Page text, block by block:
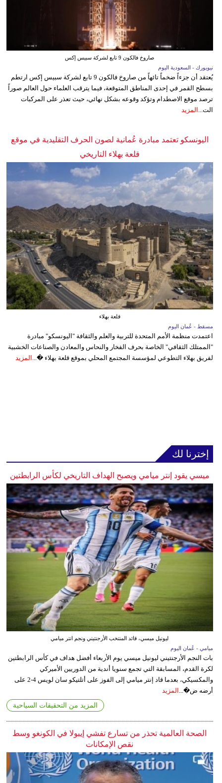
صاروخ فالكون 9 تابع لشركة سبيس إكس
نيويورك - السعودية اليوم
يُعتقد أن جزءاً ضخماً تائهاً من صاروخ فالكون 9 تابع لشركة سبيس إكس ارتطم
بسطح القمر في إحدى المناطق المتوقعة، فيما يترقب العلماء حول العالم صوراً
ترصد موقع الاصطدام وتؤكد وقوعه بشكل نهائي، حيث تعذر على المركبات
الت... المزيد
اليونسكو تعتمد مبادرة عُمانية لصون الحرف التقليدية في موقع
قلعة بهلاء التاريخي
قلعة بهلاء
مسقط - عُمان اليوم
اعتمدت منظمة الأمم المتحدة للتربية والعلم والثقافة "اليونسكو" مبادرة
"الممتلك الثقافي" الخاصة بحرف الفخار والنحاس والمعادن والصناعات الخشبية
لفريق بهلاء التطوعي لمؤسسة المجتمع المحلي بموقع قلعة بهلاء �... المزيد
إخترنا لك
ميسي يقود إنتر ميامي ويصبح الهداف التاريخي لكأس الرابطتين
ليونيل ميسي، قائد المنتخب الأرجنتيني ونجم انتر ميامي
ميامي - عُمان اليوم
بات النجم الأرجنتيني ليونيل ميسي يوم الأربعاء أفضل هداف في كأس الرابطتين
لكرة القدم، المسابقة التي تجمع سنويا أندية من الدوريين الأميركي
والمكسيكي، بعدما قاد إنتر ميامي إلى الفوز على أتلتيكو سان لويس 4-2 على
أرضه ض�... المزيد
المزيد من التحقيقات السياحية
الصحة العالمية تحذر من تسارع تفشي إيبولا في الكونغو وسط
نقص الإمكانات